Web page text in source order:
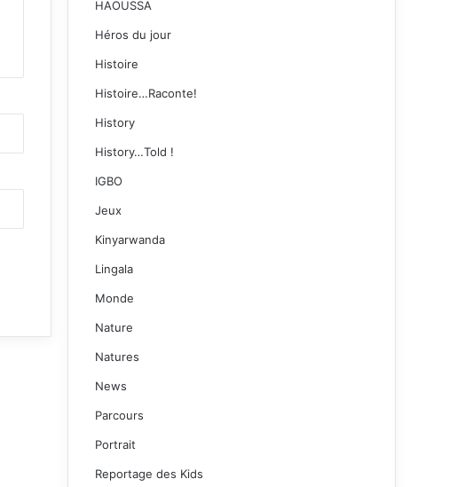
HAOUSSA
Héros du jour
Histoire
Histoire…Raconte!
History
History…Told !
IGBO
Jeux
Kinyarwanda
Lingala
Monde
Nature
Natures
News
Parcours
Portrait
Reportage des Kids